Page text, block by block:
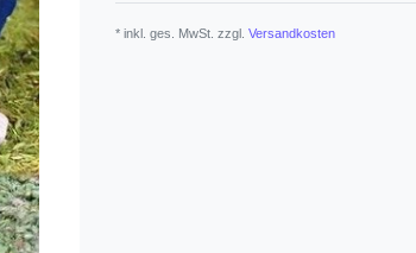
* inkl. ges. MwSt. zzgl. Versandkosten